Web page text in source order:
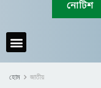
নোটিশ
হোম জাতীয়